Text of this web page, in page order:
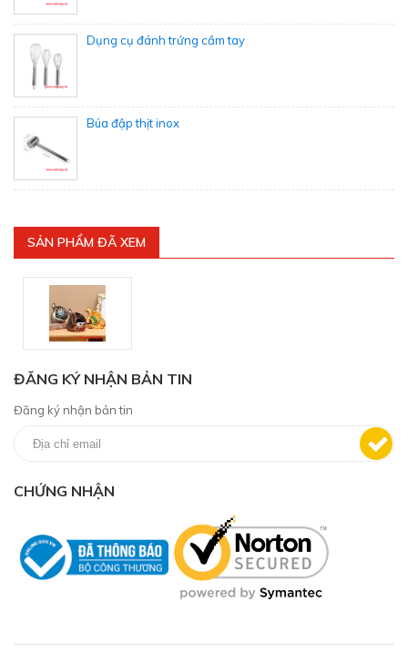
Dụng cụ đánh trứng cầm tay
Búa đập thịt inox
SẢN PHẨM ĐÃ XEM
ĐĂNG KÝ NHẬN BẢN TIN
Đăng ký nhận bản tin
CHỨNG NHẬN